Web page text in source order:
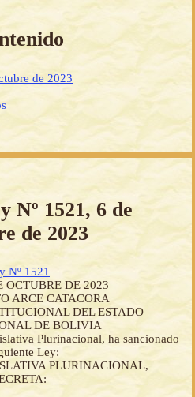
de 2023
Nº 1521, 6 de
de 2023
Nº 1521
OCTUBRE DE 2023
ARCE CATACORA
DEL ESTADO
DE BOLIVIA
Plurinacional, ha sancionado
Ley:
PLURINACIONAL,